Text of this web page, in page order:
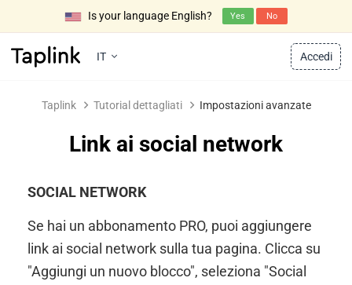
Is your language English? Yes No
IT Accedi
Taplink Tutorial dettagliati Impostazioni avanzate
Link ai social network
SOCIAL NETWORK
Se hai un abbonamento PRO, puoi aggiungere
link ai social network sulla tua pagina. Clicca su
"Aggiungi un nuovo blocco", seleziona "Social